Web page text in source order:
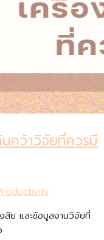
คว้าวิจัยที่ควรมี
ย และข้อมูลงานวิจัยที่